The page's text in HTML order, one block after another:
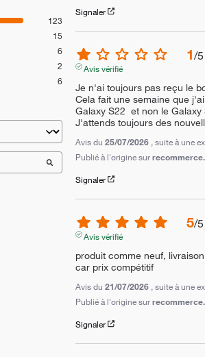
123
15
6
2
6
Signaler
1/5
Avis vérifié
Je n'ai toujours pas reçu le
Cela fait une semaine que
Galaxy S22  et non le Galaxy
J'attends toujours des
Avis du 25/07/2026 , suite à une
Publié à l'origine sur
Signaler
5/5
Avis vérifié
produit comme neuf,
car prix compétitif
Avis du 21/07/2026 , suite à une
Publié à l'origine sur
Signaler